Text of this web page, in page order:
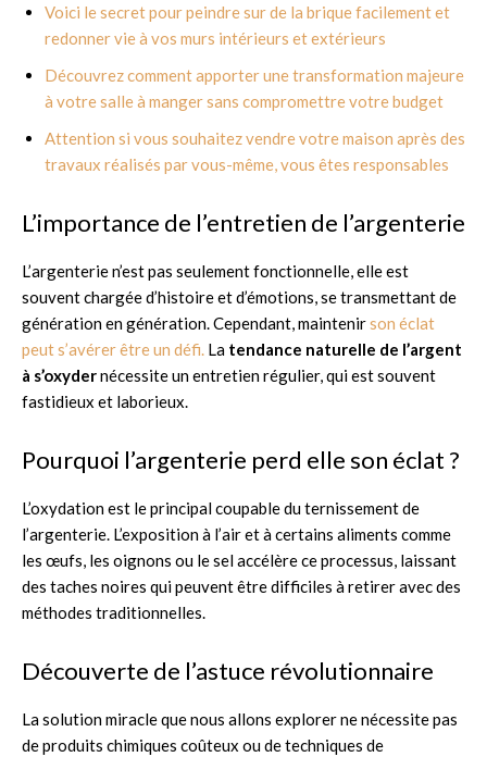
Voici le secret pour peindre sur de la brique facilement et
redonner vie à vos murs intérieurs et extérieurs
Découvrez comment apporter une transformation majeure
à votre salle à manger sans compromettre votre budget
Attention si vous souhaitez vendre votre maison après des
travaux réalisés par vous-même, vous êtes responsables
L’importance de l’entretien de l’argenterie
L’argenterie n’est pas seulement fonctionnelle, elle est
souvent chargée d’histoire et d’émotions, se transmettant de
génération en génération. Cependant, maintenirson éclat
peut s’avérer être un défi. La tendance naturelle de l’argent
à s’oxydernécessite un entretien régulier, qui est souvent
fastidieux et laborieux.
Pourquoi l’argenterie perd elle son éclat ?
L’oxydation est le principal coupable du ternissement de
l’argenterie. L’exposition à l’air et à certains aliments comme
les œufs, les oignons ou le sel accélère ce processus, laissant
des taches noires qui peuvent être difficiles à retirer avec des
méthodes traditionnelles.
Découverte de l’astuce révolutionnaire
La solution miracle que nous allons explorer ne nécessite pas
de produits chimiques coûteux ou de techniques de